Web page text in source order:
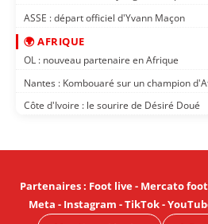
ASSE : départ officiel d'Yvann Maçon
🌍 AFRIQUE
OL : nouveau partenaire en Afrique
Nantes : Kombouaré sur un champion
Côte d'Ivoire : le sourire de Désiré Doué
Partenaires: Foot live- Mercato
Meta - Instagram -TikTok-